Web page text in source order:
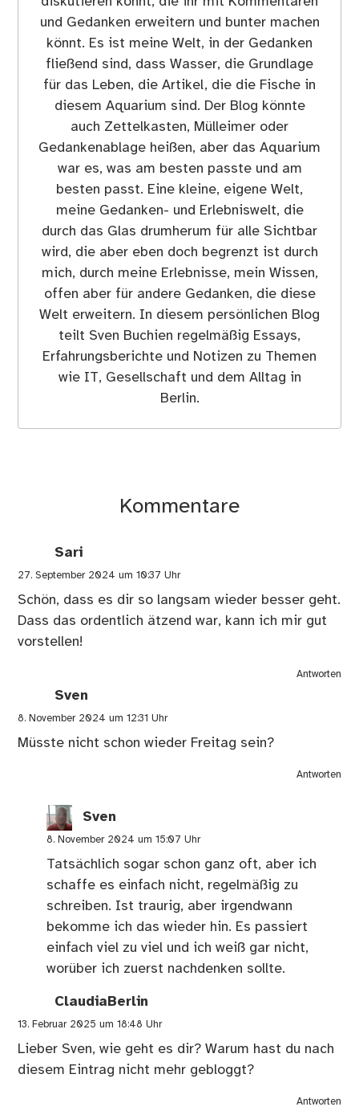
und Gedanken erweitern und bunter machen
könnt. Es ist meine Welt, in der Gedanken
fließend sind, dass Wasser, die Grundlage
für das Leben, die Artikel, die die Fische in
diesem Aquarium sind. Der Blog könnte
auch Zettelkasten, Mülleimer oder
Gedankenablage heißen, aber das Aquarium
war es, was am besten passte und am
besten passt. Eine kleine, eigene Welt,
meine Gedanken- und Erlebniswelt, die
durch das Glas drumherum für alle Sichtbar
wird, die aber eben doch begrenzt ist durch
mich, durch meine Erlebnisse, mein Wissen,
offen aber für andere Gedanken, die diese
Welt erweitern. In diesem persönlichen Blog
teilt Sven Buchien regelmäßig Essays,
Erfahrungsberichte und Notizen zu Themen
wie IT, Gesellschaft und dem Alltag in
Berlin.
Kommentare
Sari
27. September 2024 um 10:37 Uhr
Schön, dass es dir so langsam wieder besser geht.
Dass das ordentlich ätzend war, kann ich mir gut
vorstellen!
Antworten
Sven
8. November 2024 um 12:31 Uhr
Müsste nicht schon wieder Freitag sein?
Antworten
Sven
8. November 2024 um 15:07 Uhr
Tatsächlich sogar schon ganz oft, aber ich
schaffe es einfach nicht, regelmäßig zu
schreiben. Ist traurig, aber irgendwann
bekomme ich das wieder hin. Es passiert
einfach viel zu viel und ich weiß gar nicht,
worüber ich zuerst nachdenken sollte.
ClaudiaBerlin
13. Februar 2025 um 18:48 Uhr
Lieber Sven, wie geht es dir? Warum hast du nach
diesem Eintrag nicht mehr gebloggt?
Antworten